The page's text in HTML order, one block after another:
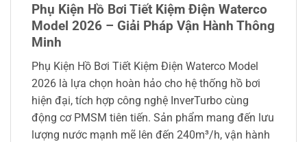
Phụ Kiện Hồ Bơi Tiết Kiệm Điện Waterco
Model 2026 – Giải Pháp Vận Hành Thông
Minh
Phụ Kiện Hồ Bơi Tiết Kiệm Điện Waterco Model
2026 là lựa chọn hoàn hảo cho hệ thống hồ bơi
hiện đại, tích hợp công nghệ InverTurbo cùng
động cơ PMSM tiên tiến. Sản phẩm mang đến lưu
lượng nước mạnh mẽ lên đến 240m³/h, vận hành